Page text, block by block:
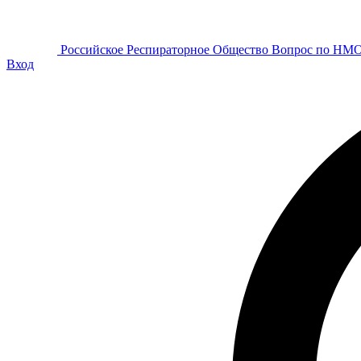
Российское Респираторное Общество Вопрос по
Вход